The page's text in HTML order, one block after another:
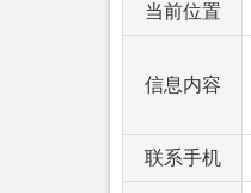
当前位置
信息内容
联系手机